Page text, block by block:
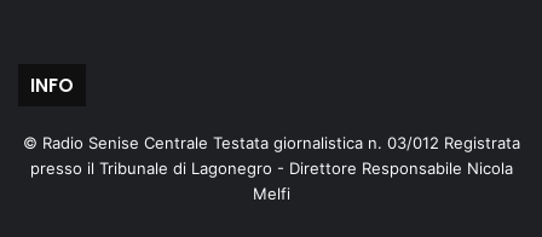
INFO
© Radio Senise Centrale Testata giornalistica n. 03/012 Registrata
presso il Tribunale di Lagonegro - Direttore Responsabile Nicola
Melfi